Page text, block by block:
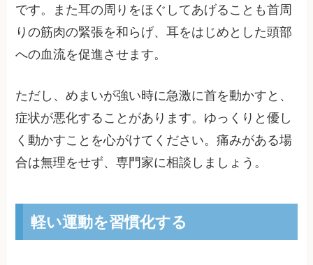
です。また耳の周りをほぐしてあげることも首周
りの筋肉の緊張を和らげ、耳をはじめとした頭部
への血流を促進させます。
ただし、めまいが強い時に急激に首を動かすと、
症状が悪化することがあります。ゆっくりと優し
く動かすことを心がけてください。痛みがある場
合は無理をせず、専門家に相談しましょう。
軽い運動を習慣化する